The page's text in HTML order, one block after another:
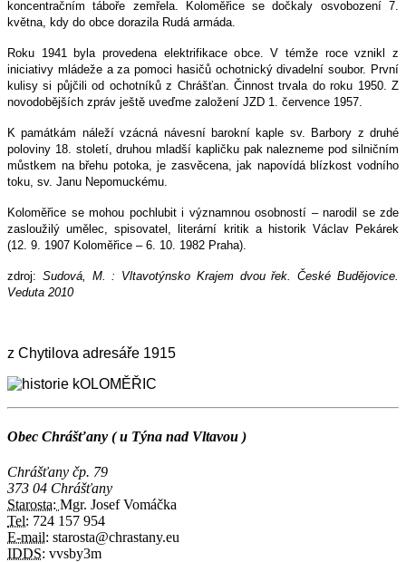
koncentračním táboře zemřela. Koloměřice se dočkaly osvobození 7.
května, kdy do obce dorazila Rudá armáda.
Roku 1941 byla provedena elektrifikace obce. V témže roce vznikl z
iniciativy mládeže a za pomoci hasičů ochotnický divadelní soubor. První
kulisy si půjčili od ochotníků z Chrášťan. Činnost trvala do roku 1950. Z
novodobějších zpráv ještě uveďme založení JZD 1. července 1957.
K památkám náleží vzácná návesní barokní kaple sv. Barbory z druhé
poloviny 18. století, druhou mladší kapličku pak nalezneme pod silničním
můstkem na břehu potoka, je zasvěcena, jak napovídá blízkost vodního
toku, sv. Janu Nepomuckému.
Koloměřice se mohou pochlubit i významnou osobností – narodil se zde
zasloužilý umělec, spisovatel, literární kritik a historik Václav Pekárek
(12. 9. 1907 Koloměřice – 6. 10. 1982 Praha).
zdroj: Sudová, M. : Vltavotýnsko Krajem dvou řek. České Budějovice.
Veduta 2010
z Chytilova adresáře 1915
Obec Chrášťany ( u Týna nad Vltavou )
Chrášťany čp. 79
373 04 Chrášťany
Starosta: Mgr. Josef Vomáčka
Tel: 724 157 954
E-mail: starosta@chrastany.eu
IDDS: vvsby3m